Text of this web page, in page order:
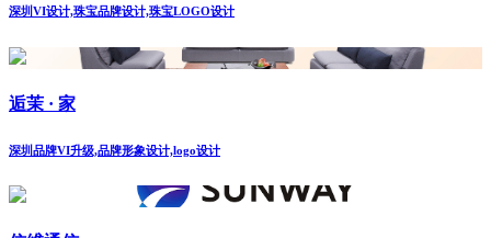
深圳VI设计,珠宝品牌设计,珠宝LOGO设计
逅茉 · 家
深圳品牌VI升级,品牌形象设计,logo设计